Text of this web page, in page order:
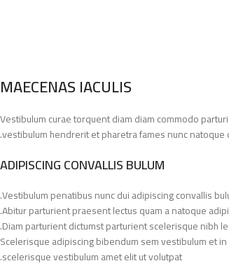
MAECENAS IACULIS
Vestibulum curae torquent diam diam commodo
vestibulum hendrerit et pharetra fames nunc natoque
ADIPISCING CONVALLIS BULUM
Vestibulum penatibus nunc dui adipiscing convallis
Abitur parturient praesent lectus quam a natoque
Diam parturient dictumst parturient scelerisque nibh
Scelerisque adipiscing bibendum sem vestibulum et
scelerisque vestibulum amet elit ut volutpat.